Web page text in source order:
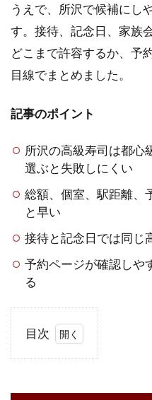
うえで、所沢で候補にし
す。接待、記念日、家族
どこまで許容するか、予
目線でまとめました。
記事のポイント
所沢の高級寿司は都心
選ぶと失敗しにくい
総額、個室、駅距離、
と早い
接待と記念日では同じ
予約ページが確認しや
る
目次